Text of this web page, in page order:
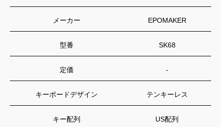
メーカー EPOMAKER
型番 SK68
定価 -
キーボードデザイン テンキーレス
キー配列 US配列